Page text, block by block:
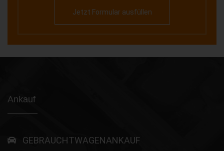
Jetzt Formular ausfüllen
Ankauf
GEBRAUCHTWAGENANKAUF